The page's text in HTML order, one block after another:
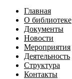
Главная
О библиотеке
Документы
Новости
Мероприятия
Деятельность
Структура
Контакты